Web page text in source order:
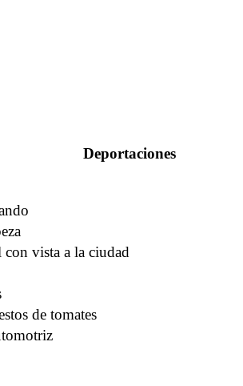
Deportaciones
vista a la ciudad
de tomates